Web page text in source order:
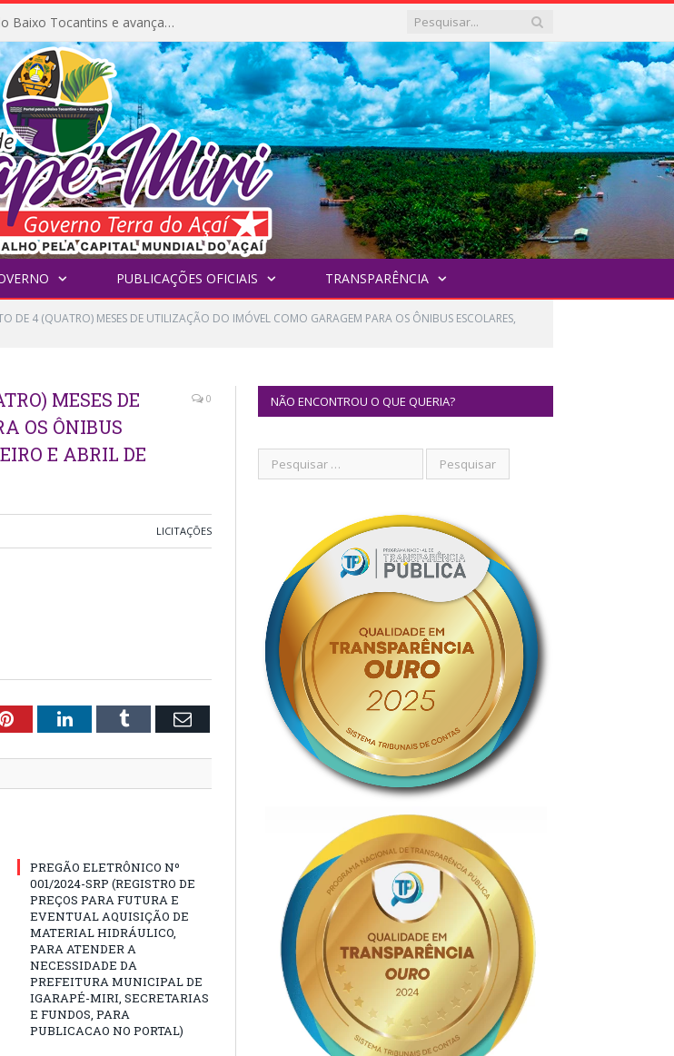
Igarapé-Miri conquista o melhor IDEB do Baixo Tocantins e avança na qualidade da educação pública
PUBLICAÇÕES OFICIAIS TRANSPARÊNCIA
DE 4 (QUATRO) MESES DE UTILIZAÇÃO DO IMÓVEL COMO GARAGEM PARA OS ÔNIBUS ESCOLARES,
MESES DE
OS ÔNIBUS
E ABRIL DE
0
LICITAÇÕES
PinterestLinkedInTumblr Email
PREGÃO ELETRÔNICO Nº
001/2024-SRP (REGISTRO DE
PREÇOS PARA FUTURA E
EVENTUAL AQUISIÇÃO DE
MATERIAL HIDRÁULICO,
PARA ATENDER A
NECESSIDADE DA
PREFEITURA MUNICIPAL DE
IGARAPÉ-MIRI, SECRETARIAS
E FUNDOS, PARA
PUBLICACAO NO PORTAL)
NÃO ENCONTROU O QUE QUERIA?